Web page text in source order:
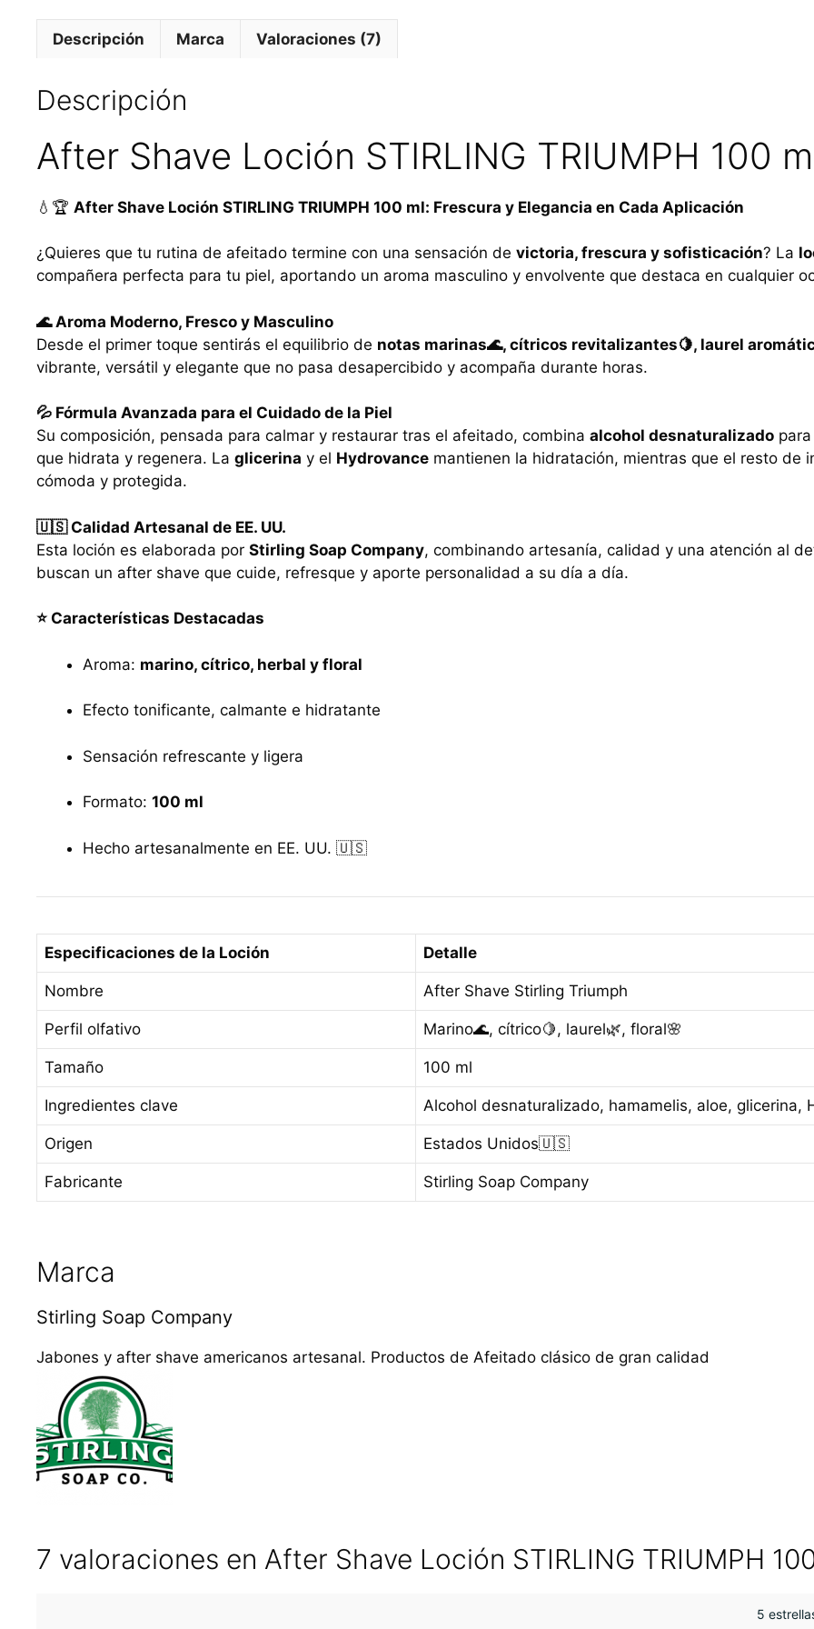
Descripción Marca Valoraciones (7)
Descripción
After Shave Loción STIRLING TRIUMPH 100
💧🏆 After Shave Loción STIRLING TRIUMPH 100 ml: Frescura y Elegancia en Cada Aplicación
¿Quieres que tu rutina de afeitado termine con una sensación de victoria, frescura y sofisticación? La
compañera perfecta para tu piel, aportando un aroma masculino y envolvente que destaca en cualquier
🌊 Aroma Moderno, Fresco y Masculino
Desde el primer toque sentirás el equilibrio de notas marinas🌊, cítricos revitalizantes🍋, laurel
vibrante, versátil y elegante que no pasa desapercibido y acompaña durante horas.
💦 Fórmula Avanzada para el Cuidado de la Piel
Su composición, pensada para calmar y restaurar tras el afeitado, combina alcohol desnaturalizado
que hidrata y regenera. La glicerina y el Hydrovance mantienen la hidratación, mientras que el resto de
cómoda y protegida.
🇺🇸 Calidad Artesanal de EE. UU.
Esta loción es elaborada por Stirling Soap Company, combinando artesanía, calidad y una atención al
buscan un after shave que cuide, refresque y aporte personalidad a su día a día.
⭐ Características Destacadas
Aroma: marino, cítrico, herbal y floral
Efecto tonificante, calmante e hidratante
Sensación refrescante y ligera
Formato: 100 ml
Hecho artesanalmente en EE. UU. 🇺🇸
Especificaciones de la Loción Detalle
Nombre After Shave Stirling Triumph
Perfil olfativo Marino🌊, cítrico🍋, laurel🌿, floral🌸
Tamaño 100 ml
Ingredientes clave Alcohol desnaturalizado, hamamelis, aloe, glicerina,
Origen Estados Unidos🇺🇸
Fabricante Stirling Soap Company
Marca
Stirling Soap Company
Jabones y after shave americanos artesanal. Productos de Afeitado clásico de gran calidad
7 valoraciones en After Shave Loción STIRLING TRIUMPH
5